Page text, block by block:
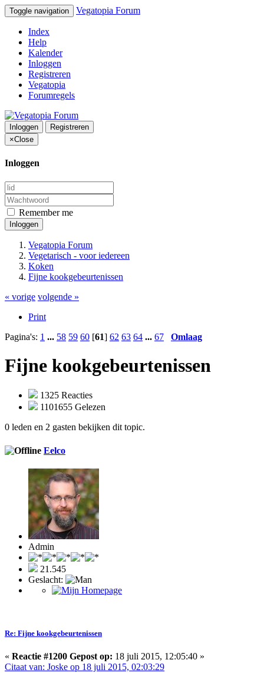
Toggle navigation Vegatopia Forum
Index
Help
Kalender
Inloggen
Registreren
Vegatopia
Forumregels
Inloggen
Registreren
×Close
Inloggen
Remember me
Inloggen
Vegatopia Forum
Vegetarisch - voor iedereen
Koken
Fijne kookgebeurtenissen
« vorige volgende »
Print
Pagina's: 1 ... 58 59 60 [61] 62 63 64 ... 67 Omlaag
Fijne kookgebeurtenissen
1325 Reacties
1101655 Gelezen
0 leden en 2 gasten bekijken dit topic.
Eelco
Admin
21.545
Geslacht:
Re: Fijne kookgebeurtenissen
« Reactie #1200 Gepost op: 18 juli 2015, 12:05:40 »
Citaat van: Joske op 18 juli 2015, 02:03:29